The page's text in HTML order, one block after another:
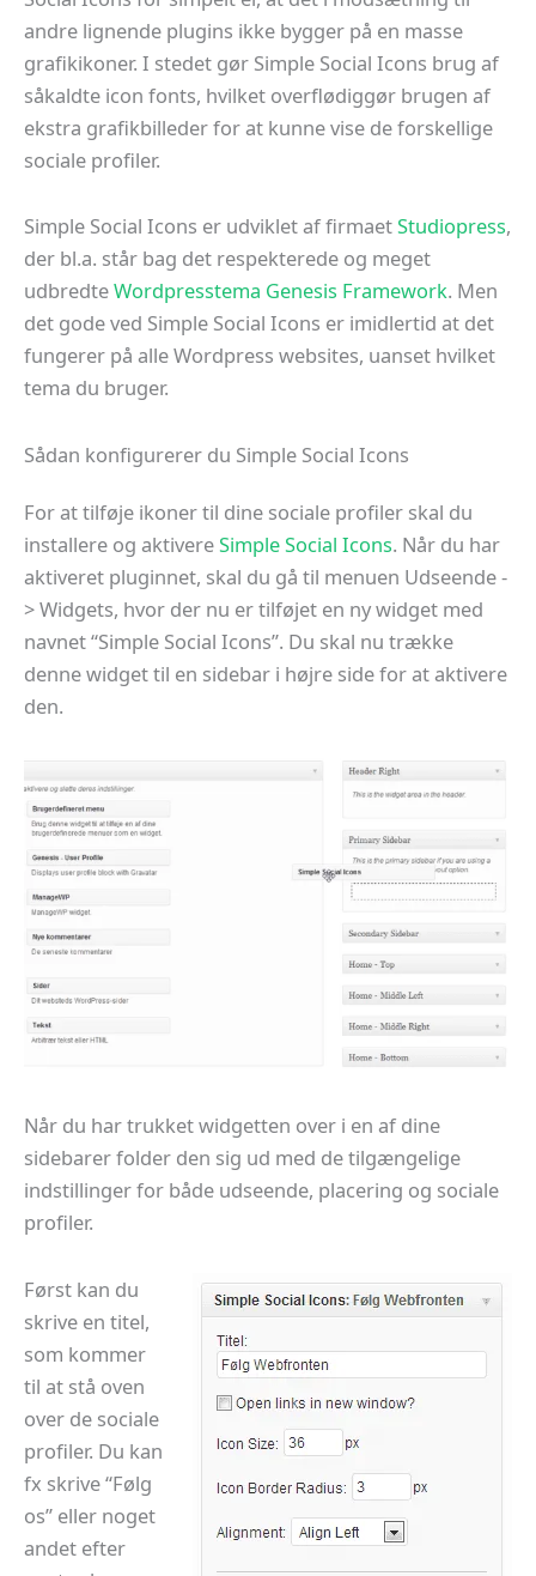
andre lignende plugins ikke bygger på en masse
grafikikoner. I stedet gør Simple Social Icons brug af
såkaldte icon fonts, hvilket overflødiggør brugen af
ekstra grafikbilleder for at kunne vise de forskellige
sociale profiler.
Simple Social Icons er udviklet af firmaetStudiopress,
der bl.a. står bag det respekterede og meget
udbredteWordpresstema Genesis Framework. Men
det gode ved Simple Social Icons er imidlertid at det
fungerer på alle Wordpress websites, uanset hvilket
tema du bruger.
Sådan konfigurerer du Simple Social Icons
For at tilføje ikoner til dine sociale profiler skal du
installere og aktivereSimple Social Icons. Når du har
aktiveret pluginnet, skal du gå til menuen Udseende -
> Widgets, hvor der nu er tilføjet en ny widget med
navnet “Simple Social Icons”. Du skal nu trække
denne widget til en sidebar i højre side for at aktivere
den.
Når du har trukket widgetten over i en af dine
sidebarer folder den sig ud med de tilgængelige
indstillinger for både udseende, placering og sociale
profiler.
Først kan du
skrive en titel,
som kommer
til at stå oven
over de sociale
profiler. Du kan
fx skrive “Følg
os” eller noget
andet efter